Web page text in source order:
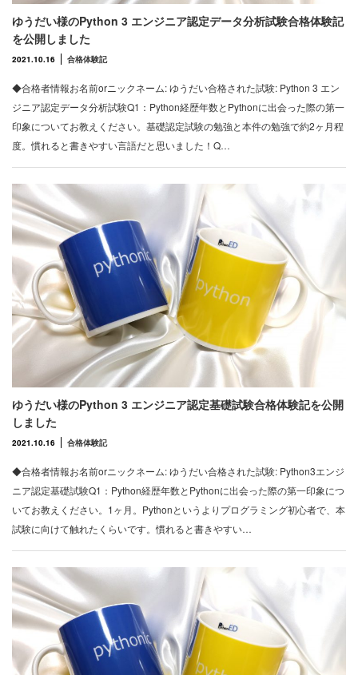
ゆうだい様のPython 3 エンジニア認定データ分析試験合格体験記
を公開しました
2021.10.16 合格体験記
◆合格者情報お名前orニックネーム: ゆうだい合格された試験: Python 3 エン
ジニア認定データ分析試験Q1：Python経歴年数とPythonに出会った際の第一
印象についてお教えください。基礎認定試験の勉強と本件の勉強で約2ヶ月程
度。慣れると書きやすい言語だと思いました！Q…
ゆうだい様のPython 3 エンジニア認定基礎試験合格体験記を公開
しました
2021.10.16 合格体験記
◆合格者情報お名前orニックネーム: ゆうだい合格された試験: Python3エンジ
ニア認定基礎試験Q1：Python経歴年数とPythonに出会った際の第一印象につ
いてお教えください。1ヶ月。Pythonというよりプログラミング初心者で、本
試験に向けて触れたくらいです。慣れると書きやすい…